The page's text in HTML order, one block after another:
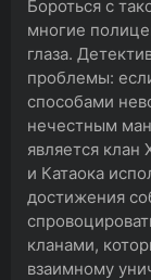
Бороться с
многие
глаза.
проблемы:
способами
нечестным
является
и Катаока
достижения
кланами,
взаимному